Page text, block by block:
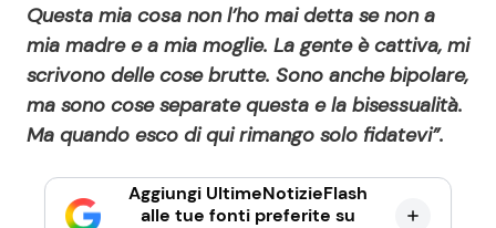
Questa mia cosa non l’ho mai detta se non a
mia madre e a mia moglie. La gente è cattiva, mi
scrivono delle cose brutte. Sono anche bipolare,
ma sono cose separate questa e la bisessualità.
Ma quando esco di qui rimango solo fidatevi”.
Aggiungi UltimeNotizieFlash
alle tue fonti preferite su